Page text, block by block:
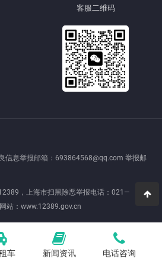
客服二维码
信息举报邮箱：693864568@qq.com 举报邮
，上海市扫黑除恶举报电话：021—
站： www.12389.gov.cn
车 新闻资讯 电话咨询